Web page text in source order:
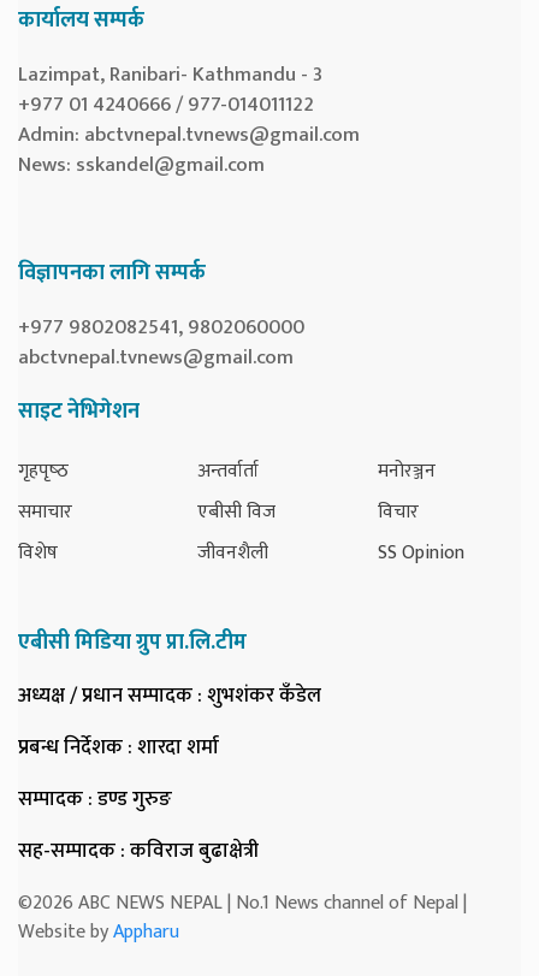
कार्यालय सम्पर्क
Lazimpat, Ranibari- Kathmandu - 3
+977 01 4240666 / 977-014011122
Admin: abctvnepal.tvnews@gmail.com
News: sskandel@gmail.com
विज्ञापनका लागि सम्पर्क
+977 9802082541, 9802060000
abctvnepal.tvnews@gmail.com
साइट नेभिगेशन
गृहपृष्‍ठ
समाचार
विशेष
अन्तर्वार्ता
एबीसी विज
जीवनशैली
मनोरञ्जन
विचार
SS Opinion
एबीसी मिडिया ग्रुप प्रा.लि.टीम
अध्यक्ष / प्रधान सम्पादक: शुभशंकर कँडेल
प्रबन्ध निर्देशक: शारदा शर्मा
सम्पादक: डण्ड गुरुङ
सह-सम्पादक: कविराज बुढाक्षेत्री
©2026 ABC NEWS NEPAL | No.1 News channel of Nepal |
Website byAppharu